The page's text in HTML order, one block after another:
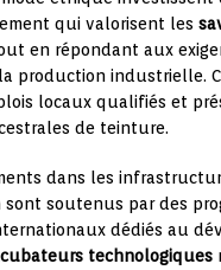
qui valorisent les
en répondant aux
production industrielle.
locaux qualifiés et
de teinture.
dans les
soutenus par des
dédiés au
technologiques